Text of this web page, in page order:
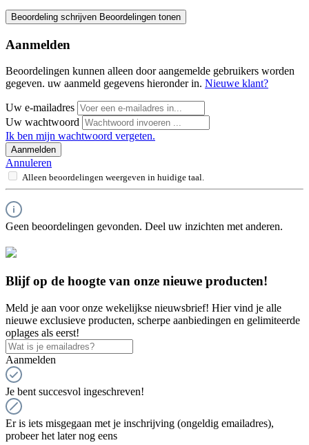
Beoordeling schrijven Beoordelingen tonen
Aanmelden
Beoordelingen kunnen alleen door aangemelde gebruikers worden
gegeven. uw aanmeld gegevens hieronder in. Nieuwe klant?
Uw e-mailadres
Uw wachtwoord
Ik ben mijn wachtwoord vergeten.
Aanmelden
Annuleren
Alleen beoordelingen weergeven in huidige taal.
Geen beoordelingen gevonden. Deel uw inzichten met anderen.
Blijf op de hoogte van onze nieuwe producten!
Meld je aan voor onze wekelijkse nieuwsbrief! Hier vind je alle
nieuwe exclusieve producten, scherpe aanbiedingen en gelimiteerde
oplages als eerst!
Aanmelden
Je bent succesvol ingeschreven!
Er is iets misgegaan met je inschrijving (ongeldig emailadres),
probeer het later nog eens